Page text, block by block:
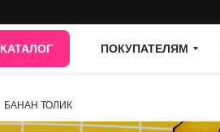
ПОКУПАТЕЛЯМ
КАТАЛОГ
БАНАН ТОЛИК